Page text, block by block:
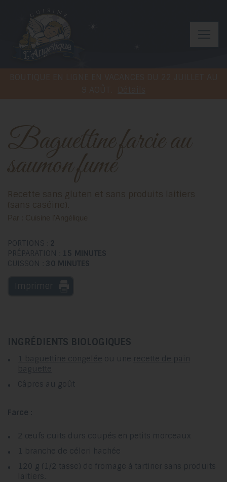
Baguettine farcie au
saumon fumé
Recette sans gluten et sans produits laitiers
(sans caséine).
Par : Cuisine l'Angélique
PORTIONS : 2
PRÉPARATION : 15 MINUTES
CUISSON : 30 MINUTES
INGRÉDIENTS BIOLOGIQUES
1 baguettine congelée ou une recette de pain
baguette
Câpres au goût
Farce :
2 œufs cuits durs coupés en petits morceaux
1 branche de céleri hachée
120 g (1/2 tasse) de fromage à tartiner sans produits
laitiers.